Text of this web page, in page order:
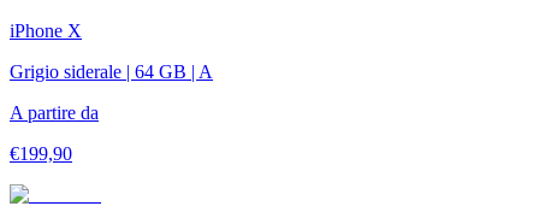
iPhone X
Grigio siderale | 64 GB | A
A partire da
€199,90